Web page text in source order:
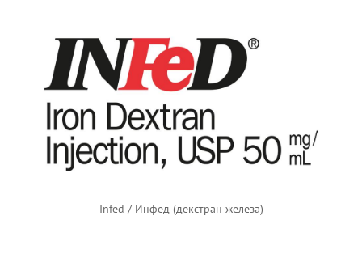
Infed / Инфед (декстран железа)